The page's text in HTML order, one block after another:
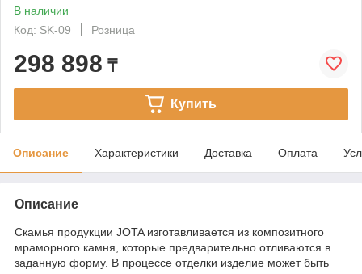
В наличии
Код: SK-09
Розница
298 898 ₸
Купить
Описание Характеристики Доставка Оплата
Описание
Скамья продукции JOTA изготавливается из композитного
мраморного камня, которые предварительно отливаются в
заданную форму. В процессе отделки изделие может быть